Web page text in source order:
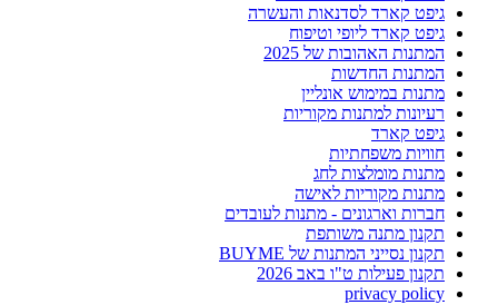
גיפט קארד לסדנאות והעשרה
גיפט קארד ליופי וטיפוח
המתנות האהובות של 2025
המתנות החדשות
מתנות במימוש אונליין
רעיונות למתנות מקוריות
גיפט קארד
חוויות משפחתיות
מתנות מומלצות לחג
מתנות מקוריות לאישה
חברות וארגונים - מתנות לעובדים
תקנון מתנה משותפת
תקנון נסייני המתנות של BUYME
תקנון פעילות ט"ו באב 2026
privacy policy